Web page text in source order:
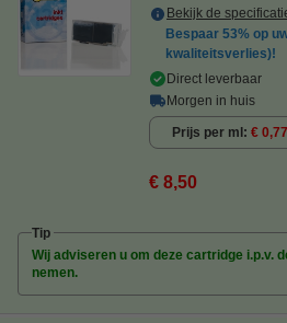
Bekijk de
Bespaar 53% op
kwaliteitsverlies)!
Direct leverbaar
Morgen in huis
Prijs per ml € 0,77
€ 8,50
Tip
Wij adviseren u om deze cartridge i.p.v.
nemen.